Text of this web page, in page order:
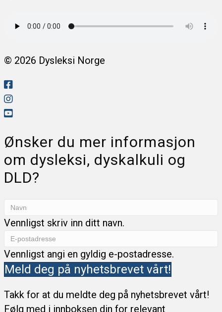
© 2026 Dysleksi Norge
Ønsker du mer informasjon
om dysleksi, dyskalkuli og
DLD?
Vennligst skriv inn ditt navn.
Vennligst angi en gyldig e-postadresse.
Meld deg på nyhetsbrevet vårt!
Takk for at du meldte deg på nyhetsbrevet vårt!
Følg med i innboksen din for relevant